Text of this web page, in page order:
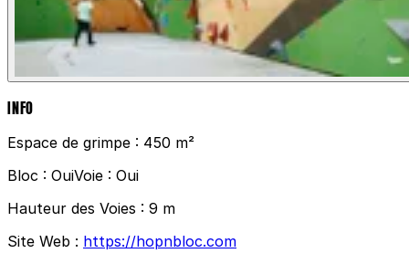
INFO
Espace de grimpe : 450 m²
Bloc : OuiVoie : Oui
Hauteur des Voies : 9 m
Site Web : https://hopnbloc.com